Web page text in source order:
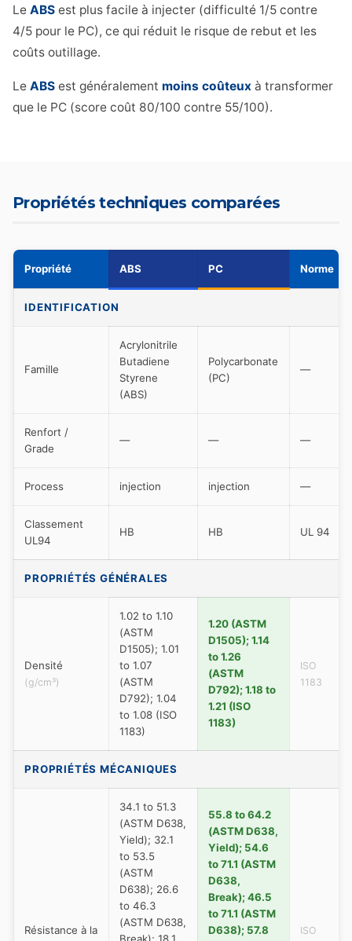
Le ABS est plus facile à injecter (difficulté 1/5 contre
4/5 pour le PC), ce qui réduit le risque de rebut et les
coûts outillage.
Le ABS est généralement moins coûteux à transformer
que le PC (score coût 80/100 contre 55/100).
Propriétés techniques comparées
Propriété ABS PC Norme
IDENTIFICATION
Famille
Acrylonitrile
Butadiene
Styrene
(ABS)
Polycarbonate
(PC)
—
Renfort /
Grade
— — —
Process injection injection —
Classement
UL94
HB HB UL 94
PROPRIÉTÉS GÉNÉRALES
Densité
(g/cm³)
1.02 to 1.10
(ASTM
D1505); 1.01
to 1.07
(ASTM
D792); 1.04
to 1.08 (ISO
1183)
1.20 (ASTM
D1505); 1.14
to 1.26
(ASTM
D792); 1.18 to
1.21 (ISO
1183)
ISO
1183
PROPRIÉTÉS MÉCANIQUES
Résistance à la
34.1 to 51.3
(ASTM D638,
Yield); 32.1
to 53.5
(ASTM
D638); 26.6
to 46.3
(ASTM D638,
55.8 to 64.2
(ASTM D638,
Yield); 54.6
to 71.1 (ASTM
D638,
Break); 46.5
to 71.1 (ASTM
D638); 57.8
ISO